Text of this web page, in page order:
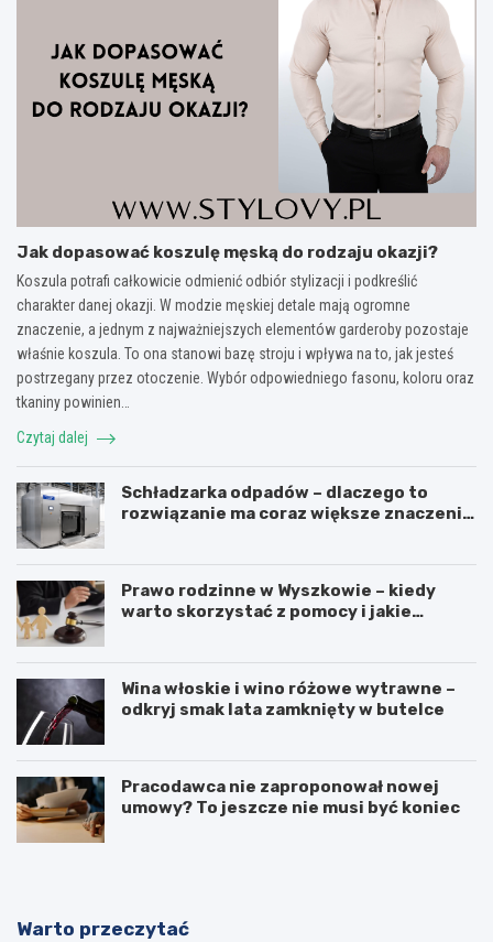
Jak dopasować koszulę męską do rodzaju okazji?
Koszula potrafi całkowicie odmienić odbiór stylizacji i podkreślić
charakter danej okazji. W modzie męskiej detale mają ogromne
znaczenie, a jednym z najważniejszych elementów garderoby pozostaje
właśnie koszula. To ona stanowi bazę stroju i wpływa na to, jak jesteś
postrzegany przez otoczenie. Wybór odpowiedniego fasonu, koloru oraz
tkaniny powinien…
Czytaj dalej
Schładzarka odpadów – dlaczego to
rozwiązanie ma coraz większe znaczenie
Prawo rodzinne w Wyszkowie – kiedy
warto skorzystać z pomocy i jakie
Wina włoskie i wino różowe wytrawne –
odkryj smak lata zamknięty w butelce
Pracodawca nie zaproponował nowej
umowy? To jeszcze nie musi być koniec
Warto przeczytać